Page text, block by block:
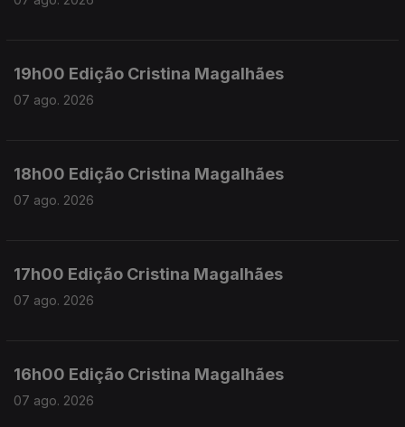
19h00 Edição Cristina Magalhães
07 ago. 2026
18h00 Edição Cristina Magalhães
07 ago. 2026
17h00 Edição Cristina Magalhães
07 ago. 2026
16h00 Edição Cristina Magalhães
07 ago. 2026